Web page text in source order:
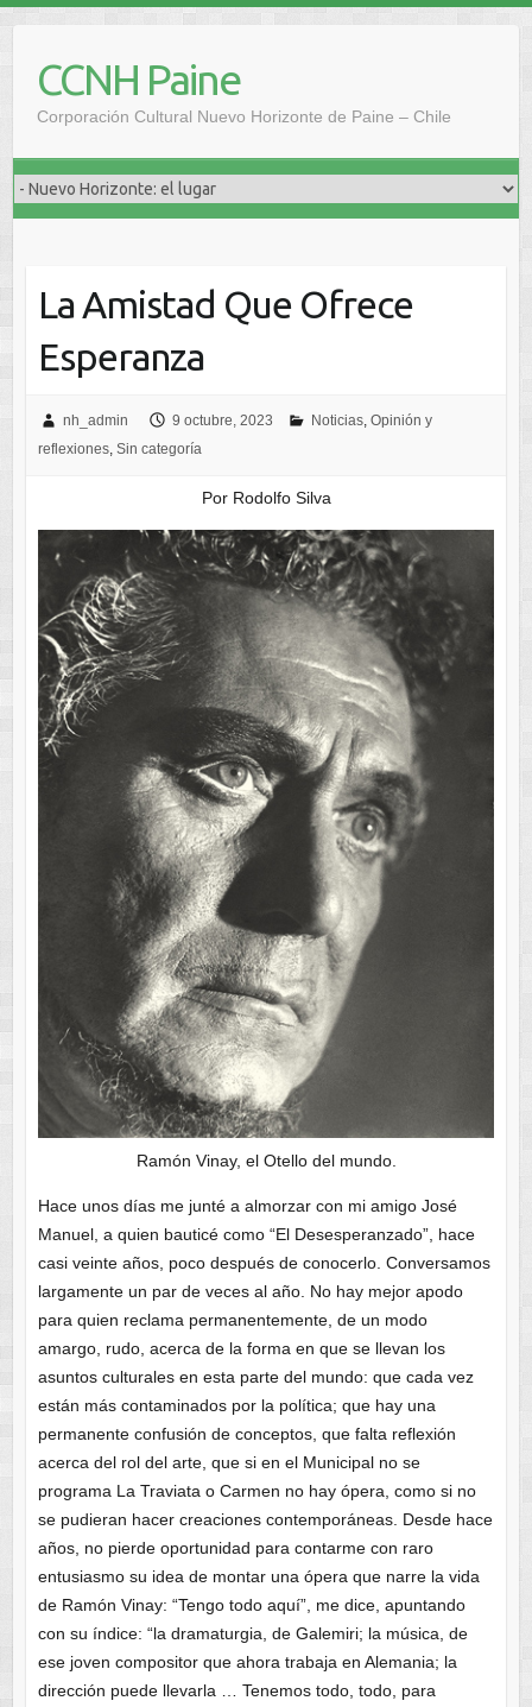
contenidoCCNH Paine
Corporación Cultural Nuevo Horizonte de Paine – Chile
La Amistad Que Ofrece
Esperanza
nh_admin 9 octubre, 2023 Noticias, Opinión y
reflexiones, Sin categoría
Por Rodolfo Silva
Ramón Vinay, el Otello del mundo.
Hace unos días me junté a almorzar con mi amigo José
Manuel, a quien bauticé como “El Desesperanzado”, hace
casi veinte años, poco después de conocerlo. Conversamos
largamente un par de veces al año. No hay mejor apodo
para quien reclama permanentemente, de un modo
amargo, rudo, acerca de la forma en que se llevan los
asuntos culturales en esta parte del mundo: que cada vez
están más contaminados por la política; que hay una
permanente confusión de conceptos, que falta reflexión
acerca del rol del arte, que si en el Municipal no se
programa La Traviata o Carmen no hay ópera, como si no
se pudieran hacer creaciones contemporáneas. Desde hace
años, no pierde oportunidad para contarme con raro
entusiasmo su idea de montar una ópera que narre la vida
de Ramón Vinay: “Tengo todo aquí”, me dice, apuntando
con su índice: “la dramaturgia, de Galemiri; la música, de
ese joven compositor que ahora trabaja en Alemania; la
dirección puede llevarla … Tenemos todo, todo, para